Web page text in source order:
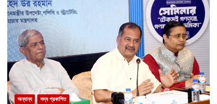
অন্যান্য সদ্য প্রকাশিত